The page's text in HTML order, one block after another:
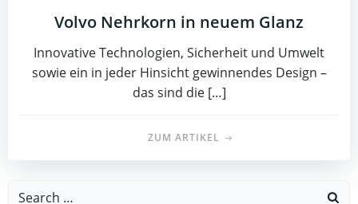
Volvo Nehrkorn in neuem Glanz
Innovative Technologien, Sicherheit und Umwelt
sowie ein in jeder Hinsicht gewinnendes Design –
das sind die […]
ZUM ARTIKEL
Search